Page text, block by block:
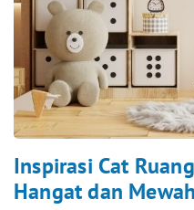
Inspirasi Cat
Hangat dan Mewah